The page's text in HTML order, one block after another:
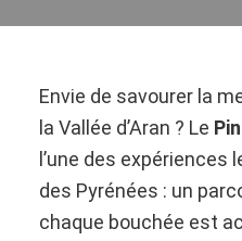
Envie de savourer la
la Vallée d’Aran ? Le
l’une des
des Pyrénées : un
chaque bouchée est